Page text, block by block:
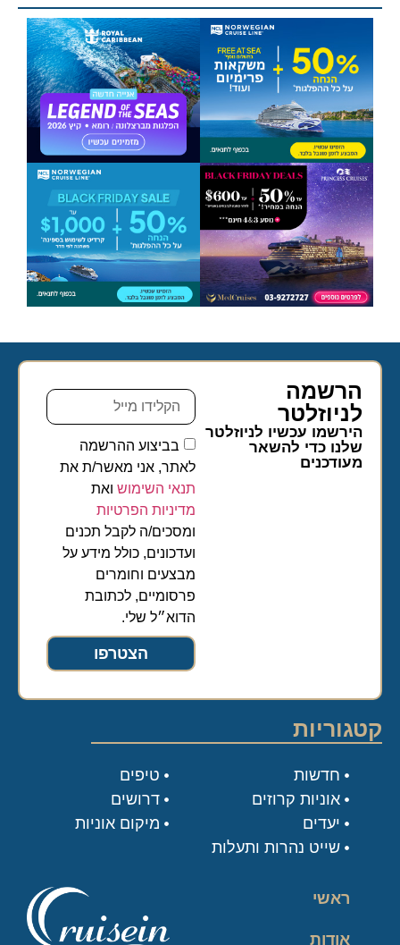
הרשמה
לניוזלטר​
הירשמו עכשיו לניוזלטר
שלנו כדי להשאר
מעודכנים
בביצוע ההרשמה
לאתר, אני מאשר/ת את
תנאי השימושואת
מדיניות הפרטיות
ומסכים/ה לקבל תכנים
ועדכונים, כולל מידע על
מבצעים וחומרים
פרסומיים, לכתובת
הדוא״ל שלי.
הצטרפו
ראשי
אודות
קטגוריות
טיפים
דרושים
מיקום אוניות
חדשות
אוניות קרוזים
יעדים
שייט נהרות ותעלות